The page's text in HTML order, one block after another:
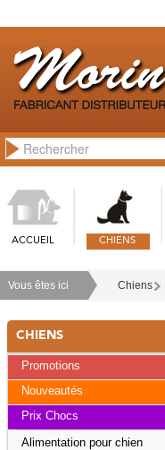
ACCUEIL CHIENS
Vous êtes ici Chiens
CHIENS
Promotions
Nouveautés
Prix Chocs
Alimentation pour chien